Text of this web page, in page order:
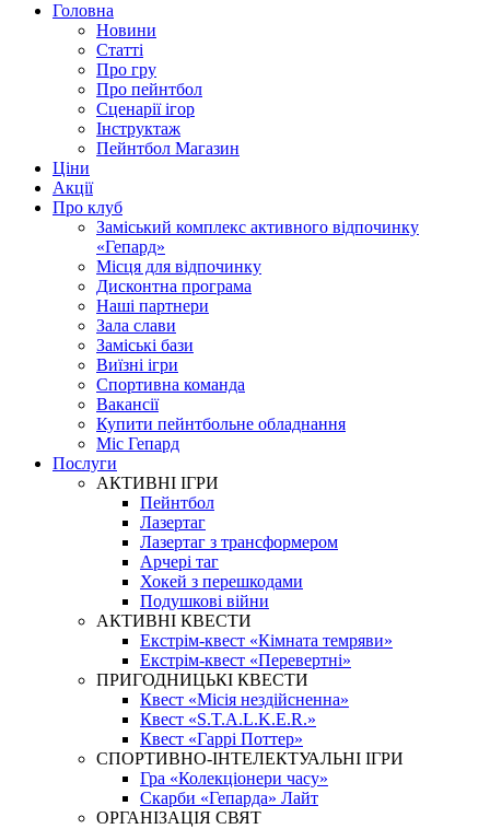
Головна
Новини
Статті
Про гру
Про пейнтбол
Сценарії ігор
Інструктаж
Пейнтбол Магазин
Ціни
Акції
Про клуб
Заміський комплекс активного відпочинку
«Гепард»
Місця для відпочинку
Дисконтна програма
Наші партнери
Зала слави
Заміські бази
Виїзні ігри
Спортивна команда
Вакансії
Купити пейнтбольне обладнання
Міс Гепард
Послуги
АКТИВНІ ІГРИ
Пейнтбол
Лазертаг
Лазертаг з трансформером
Арчері таг
Хокей з перешкодами
Подушкові війни
АКТИВНІ КВЕСТИ
Екстрім-квест «Кімната темряви»
Екстрім-квест «Перевертні»
ПРИГОДНИЦЬКІ КВЕСТИ
Квест «Місія нездійсненна»
Квест «S.T.A.L.K.E.R.»
Квест «Гаррі Поттер»
СПОРТИВНО-ІНТЕЛЕКТУАЛЬНІ ІГРИ
Гра «Колекціонери часу»
Скарби «Гепарда» Лайт
ОРГАНІЗАЦІЯ СВЯТ